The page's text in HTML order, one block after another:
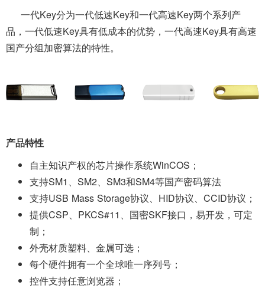
一代Key分为一代低速Key和一代高速Key两个系列产
品，一代低速Key具有低成本的优势，一代高速Key具有高速
国产分组加密算法的特性。
产品特性
自主知识产权的芯片操作系统WinCOS；
支持SM1、SM2、SM3和SM4等国产密码算法
支持USB Mass Storage协议、HID协议、CCID协议；
提供CSP、PKCS#11、国密SKF接口，易开发，可定
制；
外壳材质塑料、金属可选；
每个硬件拥有一个全球唯一序列号；
控件支持任意浏览器；